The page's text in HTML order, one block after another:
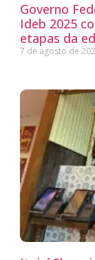
Governo
Ideb 2025
etapas da
7 de agosto de